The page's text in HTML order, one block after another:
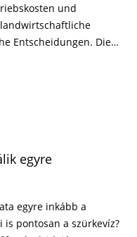
und
Entscheidungen. Die
Frage betrifft nicht nur
egyre
egyre inkább a
pontosan a szürkevíz?